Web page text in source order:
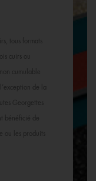
tous formats
cuirs ou
cumulable
de la
Georgettes
bénéficié de
ou les produits